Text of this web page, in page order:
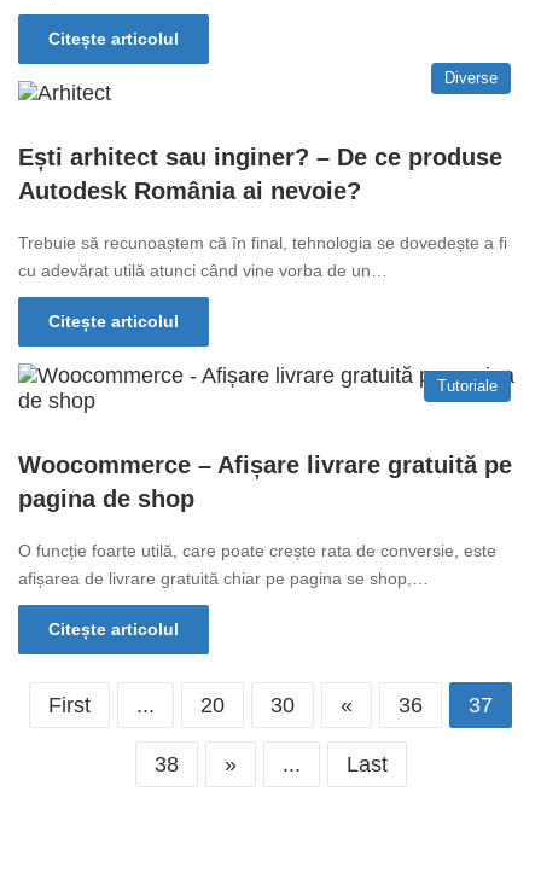
Citește articolul
Diverse
Ești arhitect sau inginer? – De ce produse
Autodesk România ai nevoie?
Trebuie să recunoaștem că în final, tehnologia se dovedește a fi
cu adevărat utilă atunci când vine vorba de un…
Citește articolul
Tutoriale
Woocommerce – Afișare livrare gratuită pe
pagina de shop
O funcție foarte utilă, care poate crește rata de conversie, este
afișarea de livrare gratuită chiar pe pagina se shop,…
Citește articolul
First ... 20 30 « 36 37
38 » ... Last